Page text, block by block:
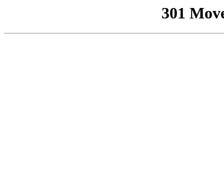
301